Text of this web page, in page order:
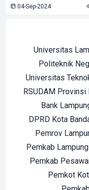
04-Sep-2024
Universitas
Politeknik
Universitas
RSUDAM Provinsi
Bank
DPRD Kota
Pemrov
Pemkab
Pemkab
Pemkot